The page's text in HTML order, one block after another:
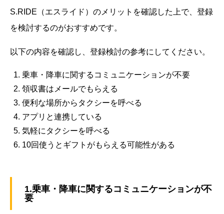
S.RIDE（エスライド）のメリットを確認した上で、登録
を検討するのがおすすめです。
以下の内容を確認し、登録検討の参考にしてください。
乗車・降車に関するコミュニケーションが不要
領収書はメールでもらえる
便利な場所からタクシーを呼べる
アプリと連携している
気軽にタクシーを呼べる
10回使うとギフトがもらえる可能性がある
1.乗車・降車に関するコミュニケーションが不
要